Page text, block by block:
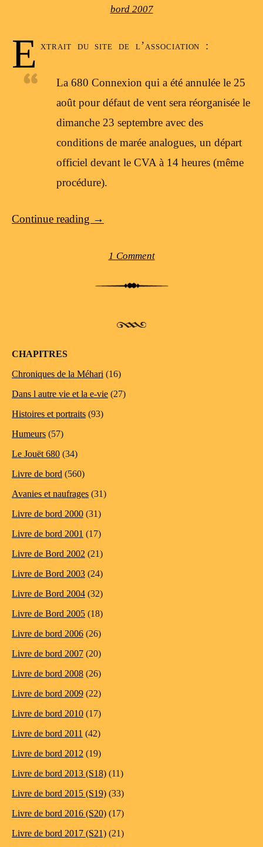
bord 2007
E xtrait du site de l’association :
La 680 Connexion qui a été annulée le 25
août pour défaut de vent sera réorganisée le
dimanche 23 septembre avec des
conditions de marée analogues, un départ
officiel devant le CVA à 14 heures (même
procédure).
Continue reading →
1 Comment
CHAPITRES
Chroniques de la Méhari (16)
Dans l autre vie et la e-vie (27)
Histoires et portraits (93)
Humeurs (57)
Le Jouët 680 (34)
Livre de bord (560)
Avanies et naufrages (31)
Livre de bord 2000 (31)
Livre de bord 2001 (17)
Livre de Bord 2002 (21)
Livre de Bord 2003 (24)
Livre de Bord 2004 (32)
Livre de Bord 2005 (18)
Livre de bord 2006 (26)
Livre de bord 2007 (20)
Livre de bord 2008 (26)
Livre de bord 2009 (22)
Livre de bord 2010 (17)
Livre de bord 2011 (42)
Livre de bord 2012 (19)
Livre de bord 2013 (S18) (11)
Livre de bord 2015 (S19) (33)
Livre de bord 2016 (S20) (17)
Livre de bord 2017 (S21) (21)